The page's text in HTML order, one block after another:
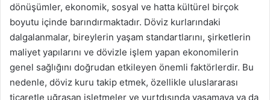
dönüşümler, ekonomik, sosyal ve hatta kültürel birçok
boyutu içinde barındırmaktadır. Döviz kurlarındaki
dalgalanmalar, bireylerin yaşam standartlarını, şirketlerin
maliyet yapılarını ve dövizle işlem yapan ekonomilerin
genel sağlığını doğrudan etkileyen önemli faktörlerdir. Bu
nedenle, döviz kuru takip etmek, özellikle uluslararası
ticaretle uğraşan işletmeler ve yurtdışında yaşamaya ya da